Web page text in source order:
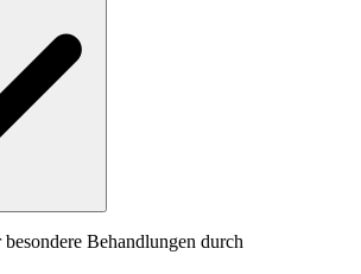
Behandlungen durch